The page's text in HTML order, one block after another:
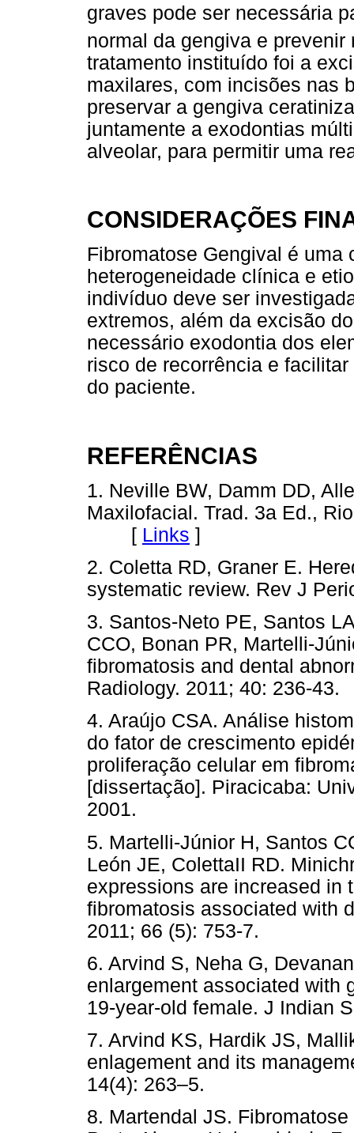
graves pode ser necessária
normal da gengiva e prevenir
tratamento instituído foi a
maxilares, com incisões nas
preservar a gengiva
juntamente a exodontias
alveolar, para permitir uma
CONSIDERAÇÕES
Fibromatose Gengival é uma
heterogeneidade clínica e
indivíduo deve ser
extremos, além da excisão
necessário exodontia dos
risco de recorrência e
do paciente.
REFERÊNCIAS
1. Neville BW, Damm DD,
Maxilofacial. Trad. 3a Ed.,
[ Links ]
2. Coletta RD, Graner E.
systematic review. Rev J
3. Santos-Neto PE, Santos
CCO, Bonan PR, Martelli-
fibromatosis and dental
Radiology. 2011; 40: 236-43.
4. Araújo CSA. Análise
do fator de crescimento
proliferação celular em
[dissertação]. Piracicaba:
2001.
5. Martelli-Júnior H, Santos
León JE, ColettaII RD.
expressions are increased in
fibromatosis associated with
2011; 66 (5): 753-7.
6. Arvind S, Neha G,
enlargement associated with
19-year-old female. J Indian
7. Arvind KS, Hardik JS,
enlagement and its
14(4): 263–5.
8. Martendal JS.